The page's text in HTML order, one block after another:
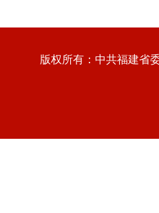
版权所有：中共福建省